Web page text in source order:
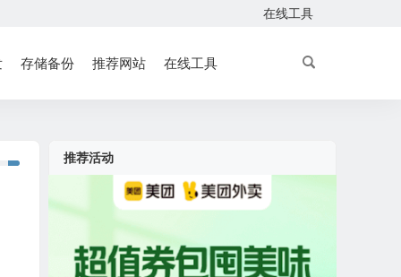
在线工具
存储备份 推荐网站 在线工具
推荐活动